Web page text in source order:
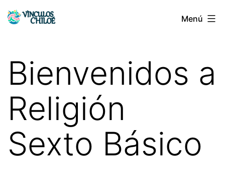
Saltar
Vínculos
Menú
Bienvenidos a
Religión
Sexto Básico